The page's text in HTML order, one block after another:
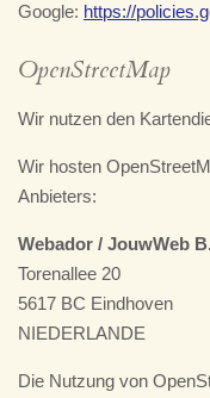
Google: https://
OpenStreetMap
Wir nutzen den
Wir hosten
Anbieters:
Webador / JouwWeb
Torenallee 20
5617 BC Eindhoven
NIEDERLANDE
Die Nutzung von